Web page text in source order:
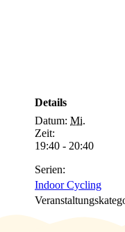
Details
Datum: Mi.
Zeit:
19:40 - 20:40
Serien:
Indoor Cycling